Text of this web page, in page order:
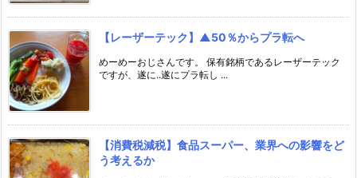
【レーザーテック】▲50％からプラ転へ
めーめーおじさんです。 保有銘柄であるレーザーテック
ですが、遂に..遂にプラ転し ...
【消費税減税】食品スーパー、業界への影響をど
う考えるか